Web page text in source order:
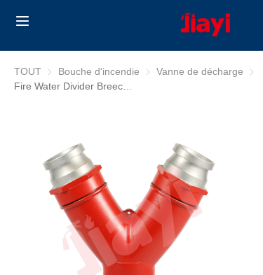
TOUT Bouche d'incendie Bouche d'incendie
Vanne de décharge
Products
À propos de nous
Contact us